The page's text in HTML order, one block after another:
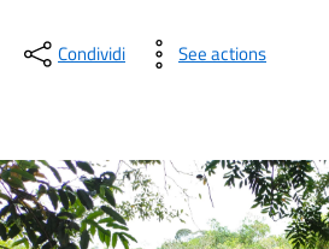
Condividi See actions